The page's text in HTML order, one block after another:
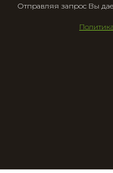
Отправляя запрос Вы